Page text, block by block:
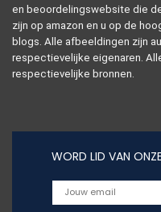
en beoordelingswebsite die
zijn op amazon en u op de
blogs. Alle afbeeldingen zijn
respectievelijke eigenaren.
respectievelijke bronnen.
WORD LID VAN